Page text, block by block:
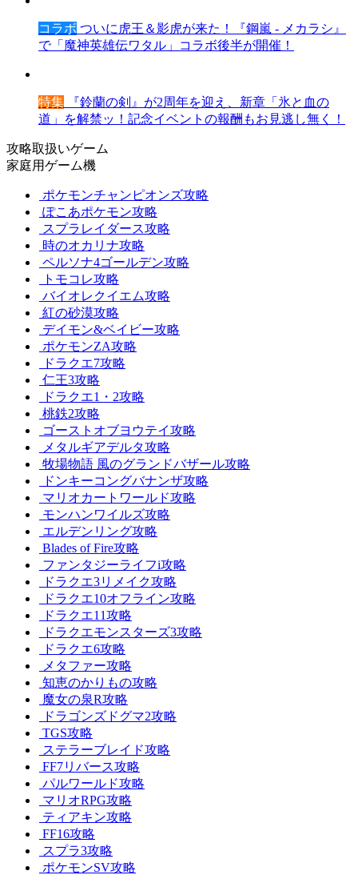
コラボ ついに虎王＆影虎が来た！『鋼嵐 - メカラシ』
で「魔神英雄伝ワタル」コラボ後半が開催！
特集 『鈴蘭の剣』が2周年を迎え、新章「氷と血の
道」を解禁ッ！記念イベントの報酬もお見逃し無く！
攻略取扱いゲーム
家庭用ゲーム機
ポケモンチャンピオンズ攻略
ぽこあポケモン攻略
スプラレイダース攻略
時のオカリナ攻略
ペルソナ4ゴールデン攻略
トモコレ攻略
バイオレクイエム攻略
紅の砂漠攻略
デイモン&ベイビー攻略
ポケモンZA攻略
ドラクエ7攻略
仁王3攻略
ドラクエ1・2攻略
桃鉄2攻略
ゴーストオブヨウテイ攻略
メタルギアデルタ攻略
牧場物語 風のグランドバザール攻略
ドンキーコングバナンザ攻略
マリオカートワールド攻略
モンハンワイルズ攻略
エルデンリング攻略
Blades of Fire攻略
ファンタジーライフi攻略
ドラクエ3リメイク攻略
ドラクエ10オフライン攻略
ドラクエ11攻略
ドラクエモンスターズ3攻略
ドラクエ6攻略
メタファー攻略
知恵のかりもの攻略
魔女の泉R攻略
ドラゴンズドグマ2攻略
TGS攻略
ステラーブレイド攻略
FF7リバース攻略
パルワールド攻略
マリオRPG攻略
ティアキン攻略
FF16攻略
スプラ3攻略
ポケモンSV攻略